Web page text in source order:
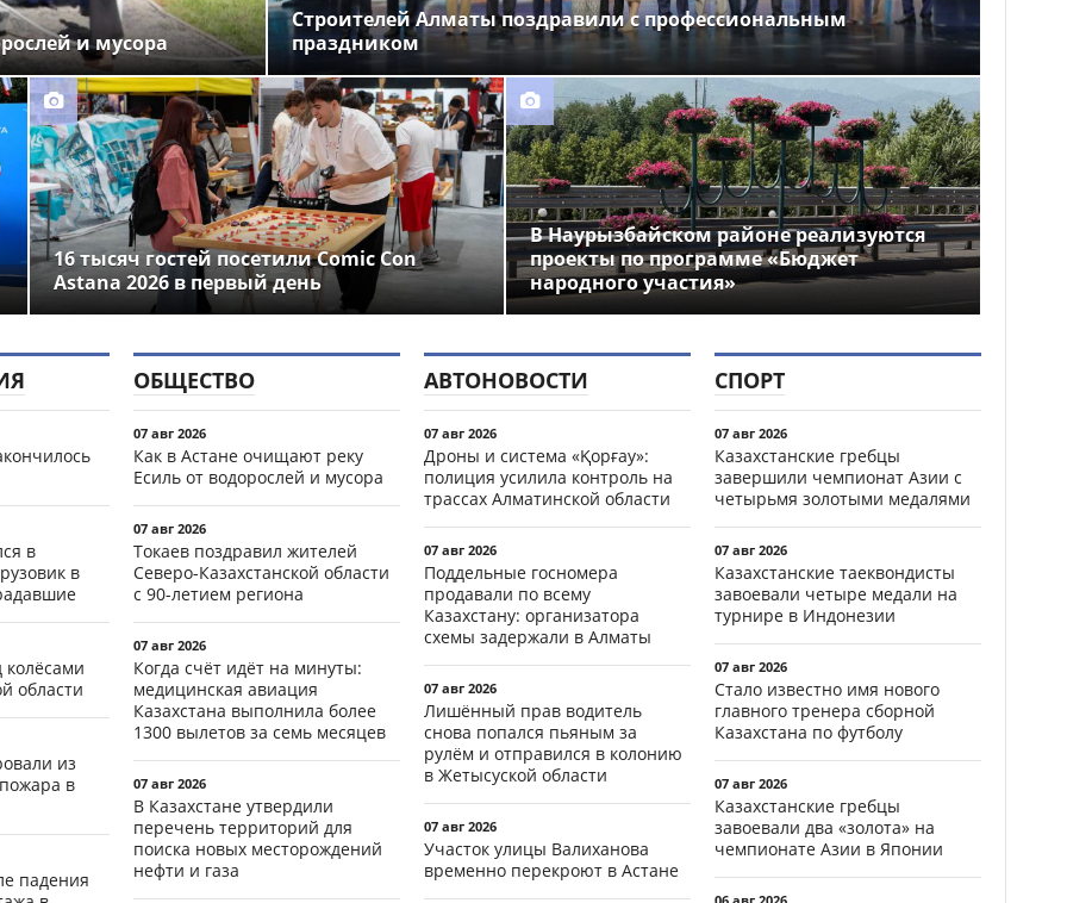
и мусора
Строителей Алматы поздравили с профессиональным
праздником
16 тысяч гостей посетили Comic Con
Astana 2026 в первый день
В Наурызбайском районе реализуются
проекты по программе «Бюджет
народного участия»
в
в
области
из
в
падения
ОБЩЕСТВО
07 авг 2026
Как в Астане очищают реку
Есиль от водорослей и мусора
07 авг 2026
Токаев поздравил жителей
Северо-Казахстанской области
с 90-летием региона
07 авг 2026
Когда счёт идёт на минуты:
медицинская авиация
Казахстана выполнила более
1300 вылетов за семь месяцев
07 авг 2026
В Казахстане утвердили
перечень территорий для
поиска новых месторождений
нефти и газа
АВТОНОВОСТИ
07 авг 2026
Дроны и система «Қорғау»:
полиция усилила контроль на
трассах Алматинской области
07 авг 2026
Поддельные госномера
продавали по всему
Казахстану: организатора
схемы задержали в Алматы
07 авг 2026
Лишённый прав водитель
снова попался пьяным за
рулём и отправился в колонию
в Жетысуской области
07 авг 2026
Участок улицы Валиханова
временно перекроют в Астане
СПОРТ
07 авг 2026
Казахстанские гребцы
завершили чемпионат Азии с
четырьмя золотыми медалями
07 авг 2026
Казахстанские таеквондисты
завоевали четыре медали на
турнире в Индонезии
07 авг 2026
Стало известно имя нового
главного тренера сборной
Казахстана по футболу
07 авг 2026
Казахстанские гребцы
завоевали два «золота» на
чемпионате Азии в Японии